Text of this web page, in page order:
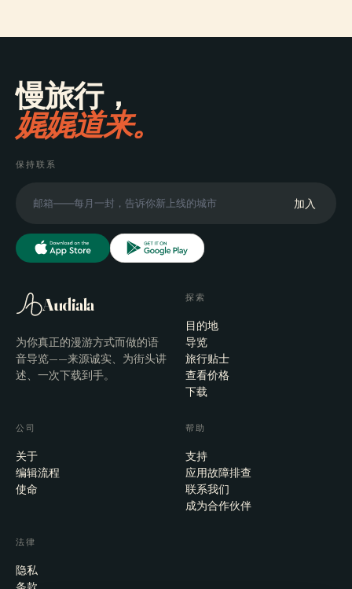
慢旅行，
娓娓道来。
保持联系
加入
Audiala
为你真正的漫游方式而做的语
音导览——来源诚实、为街头讲
述、一次下载到手。
探索
目的地
导览
旅行贴士
查看价格
下载
公司
关于
编辑流程
使命
帮助
支持
应用故障排查
联系我们
成为合作伙伴
法律
隐私